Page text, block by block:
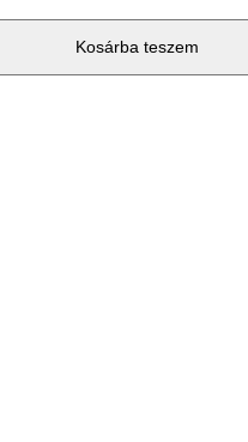
Kosárba teszem